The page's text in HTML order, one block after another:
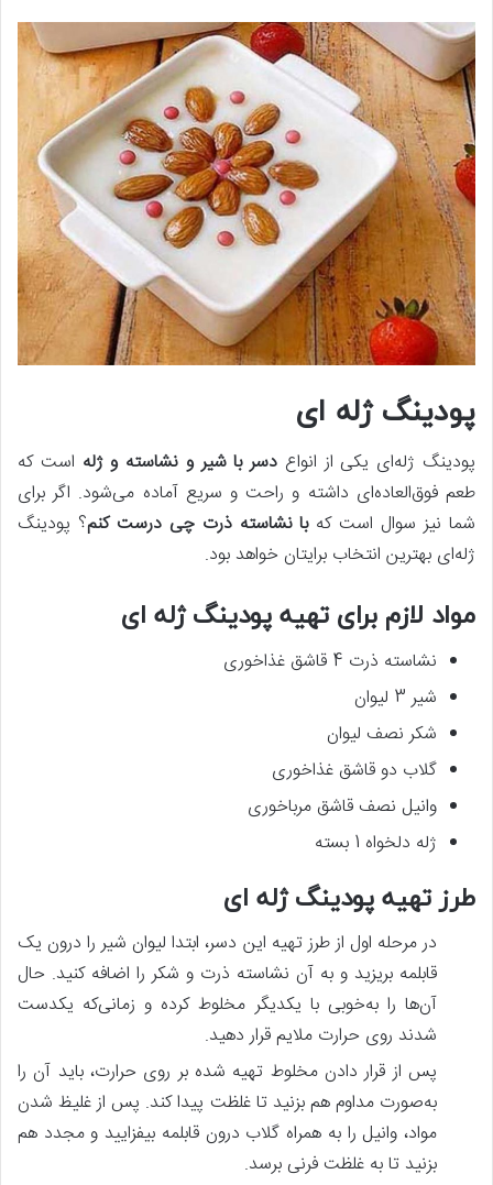
پودینگ ژله ‌ای
پودینگ ژله‌ای یکی از انواع دسر با شیر و نشاسته و ژله است که
طعم فوق‌العاده‌ای داشته و راحت و سریع آماده می‌شود. اگر برای
شما نیز سوال است کهبا نشاسته ذرت چی درست کنم؟ پودینگ
ژله‌ای بهترین انتخاب برایتان خواهد بود.
مواد لازم برای تهیه پودینگ ژله ‌ای
نشاسته ذرت 4 قاشق غذاخوری
شیر 3 لیوان
شکر نصف لیوان
گلاب دو قاشق غذاخوری
وانیل نصف قاشق مرباخوری
ژله دلخواه 1 بسته
طرز تهیه پودینگ ژله‌ ای
در مرحله اول از طرز تهیه این دسر، ابتدا لیوان شیر را درون یک
قابلمه بریزید و به آن نشاسته ذرت و شکر را اضافه کنید. حال
آن‌ها را به‌خوبی با یکدیگر مخلوط کرده و زمانی‌که یکدست
شدند روی حرارت ملایم قرار دهید.
پس‌ از قرار دادن مخلوط تهیه شده بر روی حرارت، باید آن را
به‌صورت مداوم هم بزنید تا غلظت پیدا کند. پس‌ از غلیظ شدن
مواد، وانیل را به همراه گلاب درون قابلمه بیفزایید و مجدد هم
بزنید تا به غلظت فرنی برسد.